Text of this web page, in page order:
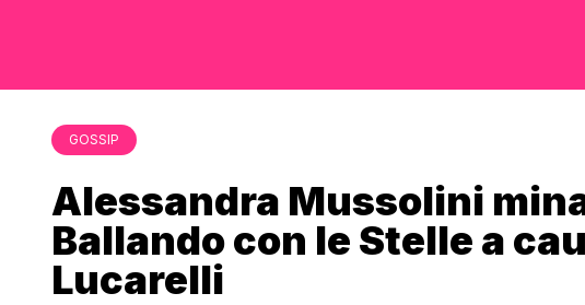
GOSSIP
Alessandra Mussolini
Ballando con le Stelle a
Lucarelli